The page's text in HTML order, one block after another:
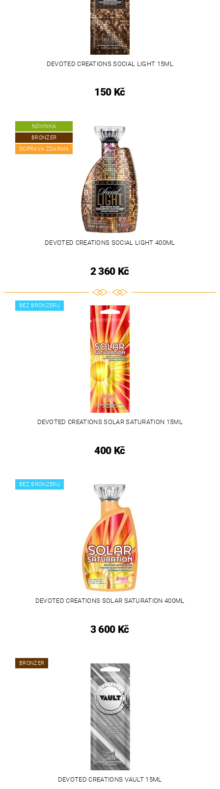
DEVOTED CREATIONS SOCIAL LIGHT 15ML
150 Kč
NOVINKA
BRONZER
DOPRAVA ZDARMA
DEVOTED CREATIONS SOCIAL LIGHT 400ML
2 360 Kč
BEZ BRONZERU
DEVOTED CREATIONS SOLAR SATURATION 15ML
400 Kč
BEZ BRONZERU
DEVOTED CREATIONS SOLAR SATURATION 400ML
3 600 Kč
BRONZER
DEVOTED CREATIONS VAULT 15ML